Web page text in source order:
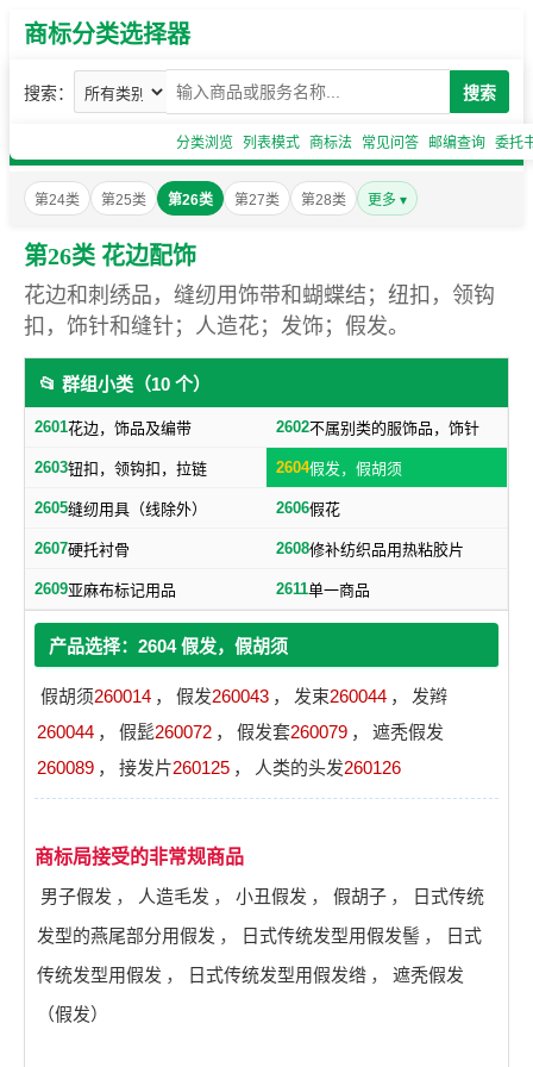
商标分类选择器
搜索： 搜索
分类浏览 列表模式 商标法 常见问答 邮编查询 委托
第24类 第25类 第26类 第27类 第28类 更多 ▾
第26类 花边配饰
花边和刺绣品，缝纫用饰带和蝴蝶结；纽扣，领钩
扣，饰针和缝针；人造花；发饰；假发。
📂 群组小类（10 个）
2601花边，饰品及编带 2602不属别类的服饰品，饰针
2603钮扣，领钩扣，拉链 2604假发，假胡须
2605缝纫用具（线除外） 2606假花
2607硬托衬骨 2608修补纺织品用热粘胶片
2609亚麻布标记用品 2611单一商品
产品选择：2604 假发，假胡须
假胡须260014 ， 假发260043 ， 发束260044 ，
发辫
260044 ， 假髭260072 ， 假发套260079 ，
遮秃假发
260089 ， 接发片260125 ， 人类的头发260126
商标局接受的非常规商品
男子假发 ， 人造毛发 ， 小丑假发 ， 假胡子 ，
日式传统
发型的燕尾部分用假发 ， 日式传统发型用假发髻 ，
日式
传统发型用假发 ， 日式传统发型用假发绺 ，
遮秃假发
（假发）